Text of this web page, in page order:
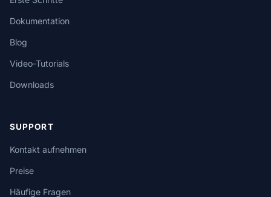
Dokumentation
Blog
Video-Tutorials
Downloads
SUPPORT
Kontakt aufnehmen
Preise
Häufige Fragen